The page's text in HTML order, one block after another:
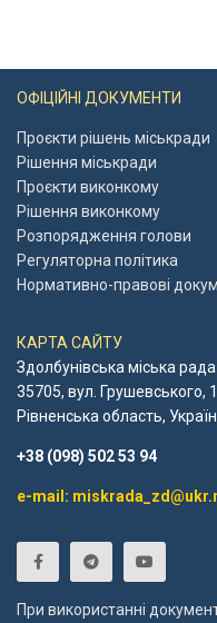
ОФІЦІЙНІ ДОКУМЕНТИ
Проєкти рішень міськради
Рішення міськради
Проєкти виконкому
Рішення виконкому
Розпорядження голови
Регуляторна політика
Нормативно-правові
КАРТА САЙТУ
Здолбунівська міська рада
35705, вул. Грушевського,
Рівненська область,
+38 (098) 502 53 94
e-mail:
При використанні